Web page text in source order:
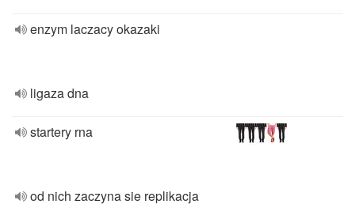
enzym laczacy okazaki
ligaza dna
startery rna
od nich zaczyna sie replikacja